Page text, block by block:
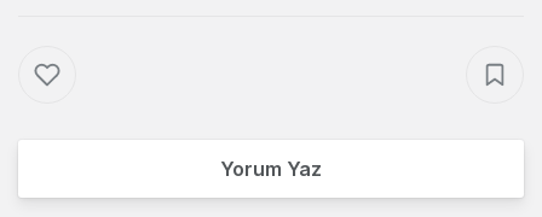
Yorum Yaz